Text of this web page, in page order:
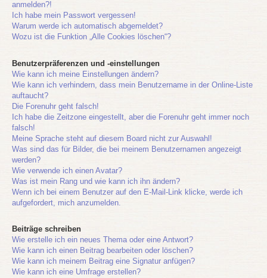
anmelden?!
Ich habe mein Passwort vergessen!
Warum werde ich automatisch abgemeldet?
Wozu ist die Funktion „Alle Cookies löschen“?
Benutzerpräferenzen und -einstellungen
Wie kann ich meine Einstellungen ändern?
Wie kann ich verhindern, dass mein Benutzername in der Online-Liste
auftaucht?
Die Forenuhr geht falsch!
Ich habe die Zeitzone eingestellt, aber die Forenuhr geht immer noch
falsch!
Meine Sprache steht auf diesem Board nicht zur Auswahl!
Was sind das für Bilder, die bei meinem Benutzernamen angezeigt
werden?
Wie verwende ich einen Avatar?
Was ist mein Rang und wie kann ich ihn ändern?
Wenn ich bei einem Benutzer auf den E-Mail-Link klicke, werde ich
aufgefordert, mich anzumelden.
Beiträge schreiben
Wie erstelle ich ein neues Thema oder eine Antwort?
Wie kann ich einen Beitrag bearbeiten oder löschen?
Wie kann ich meinem Beitrag eine Signatur anfügen?
Wie kann ich eine Umfrage erstellen?